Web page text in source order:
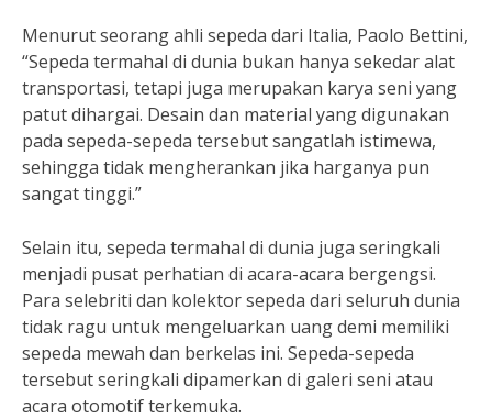
Menurut seorang ahli sepeda dari Italia, Paolo Bettini,
“Sepeda termahal di dunia bukan hanya sekedar alat
transportasi, tetapi juga merupakan karya seni yang
patut dihargai. Desain dan material yang digunakan
pada sepeda-sepeda tersebut sangatlah istimewa,
sehingga tidak mengherankan jika harganya pun
sangat tinggi.”
Selain itu, sepeda termahal di dunia juga seringkali
menjadi pusat perhatian di acara-acara bergengsi.
Para selebriti dan kolektor sepeda dari seluruh dunia
tidak ragu untuk mengeluarkan uang demi memiliki
sepeda mewah dan berkelas ini. Sepeda-sepeda
tersebut seringkali dipamerkan di galeri seni atau
acara otomotif terkemuka.